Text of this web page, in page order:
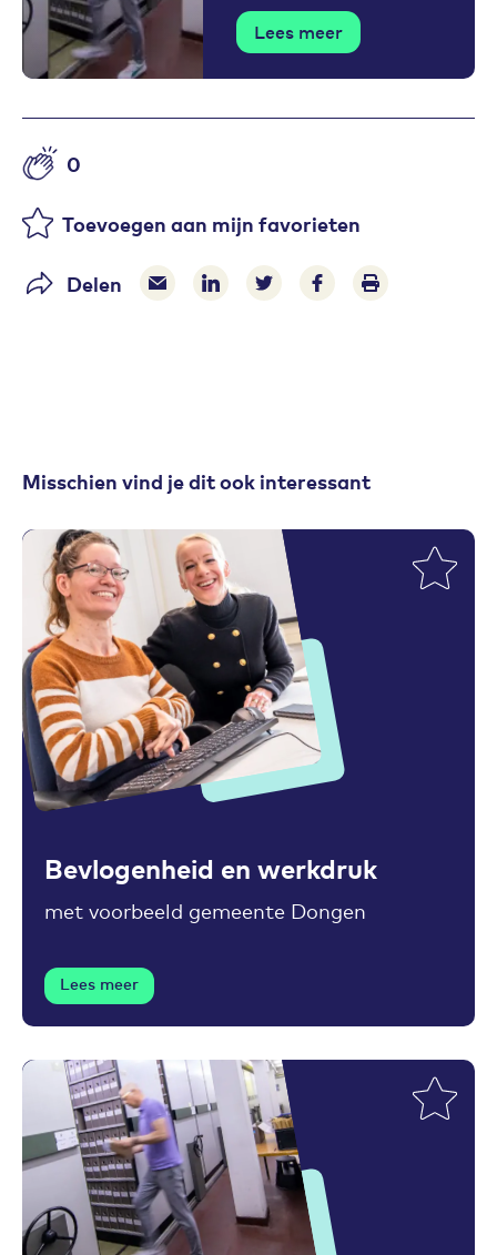
Lees meer
Aantal likes
0
Toevoegen aan mijn favorieten
Delen Delen via e-mail
Delen via LinkedIn
Deel op Twitter
Deel op Facebook
Print pagina
Misschien vind je dit ook interessant
Toevoegen aan favorieten
Bevlogenheid en werkdruk
met voorbeeld gemeente Dongen
Lees meer